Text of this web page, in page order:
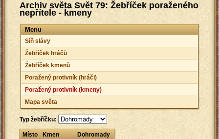
Archiv světa Svět 79: Žebříček poraženého
nepřítele - kmeny
Menu
Síň slávy
Žebříček hráčů
Žebříček kmenů
Poražený protivník (hráči)
Poražený protivník (kmeny)
Mapa světa
Typ žebříčku:
Místo Kmen
Dohromady